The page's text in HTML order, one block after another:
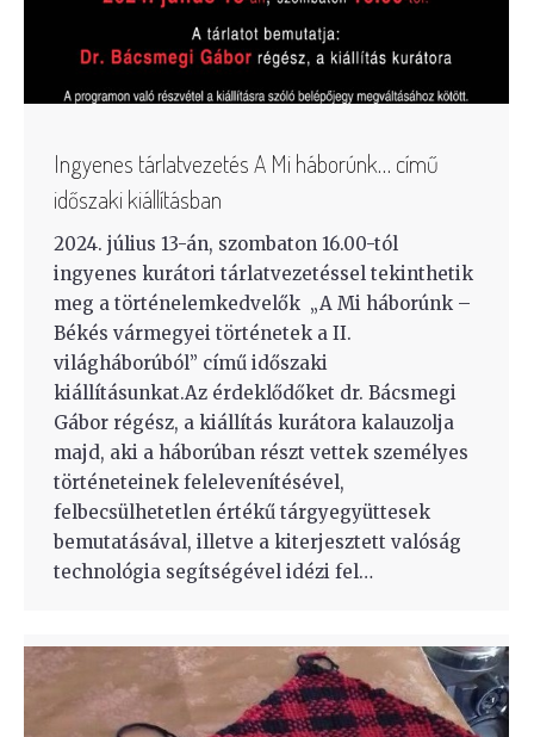
Ingyenes tárlatvezetés A Mi háborúnk… című
időszaki kiállításban
2024. július 13-án, szombaton 16.00-tól
ingyenes kurátori tárlatvezetéssel tekinthetik
meg a történelemkedvelők „A Mi háborúnk –
Békés vármegyei történetek a II.
világháborúból” című időszaki
kiállításunkat.Az érdeklődőket dr. Bácsmegi
Gábor régész, a kiállítás kurátora kalauzolja
majd, aki a háborúban részt vettek személyes
történeteinek felelevenítésével,
felbecsülhetetlen értékű tárgyegyüttesek
bemutatásával, illetve a kiterjesztett valóság
technológia segítségével idézi fel…